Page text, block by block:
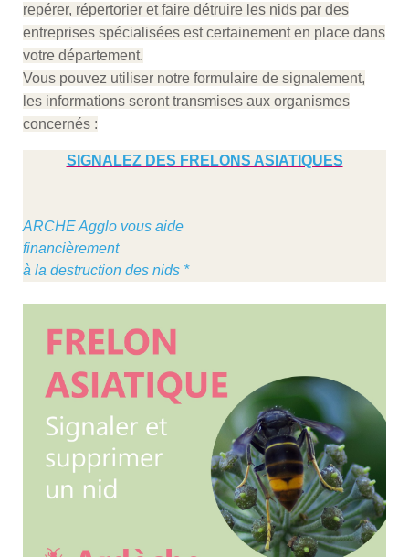
repérer, répertorier et faire détruire les nids par des
entreprises spécialisées est certainement en place dans
votre département.
Vous pouvez utiliser notre formulaire de signalement,
les informations seront transmises aux organismes
concernés :
SIGNALEZ DES FRELONS ASIATIQUES
ARCHE Agglo vous aide
financièrement
à la destruction des nids *